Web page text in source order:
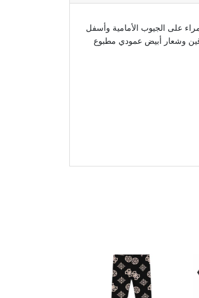
من إن.21 . تتميز بحافة حمراء على الجيوب الأمامية وأسفل
وشعار أبيض عمودي مطبوع